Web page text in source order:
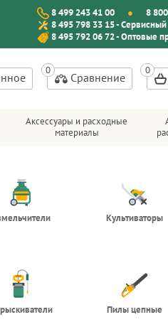
8 499 243 41 00
8
8 495 798 33 15 - Сервисный
8 495 792 06 72 - Оптовые
Сравнение
Аксессуары и расходные
материалы
Культиваторы
Пилы цепные